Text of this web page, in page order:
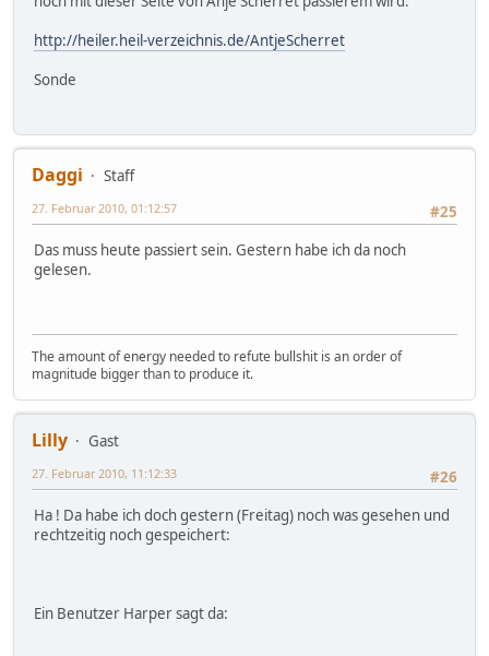
http://heiler.heil-verzeichnis.de/AntjeScherret
Sonde
Daggi
Staff
#25
27. Februar 2010, 01:12:57
Das muss heute passiert sein. Gestern habe ich da noch
gelesen.
The amount of energy needed to refute bullshit is an order of
magnitude bigger than to produce it.
Lilly
Gast
#26
27. Februar 2010, 11:12:33
Ha ! Da habe ich doch gestern (Freitag) noch was gesehen und
rechtzeitig noch gespeichert:
Ein Benutzer Harper sagt da: